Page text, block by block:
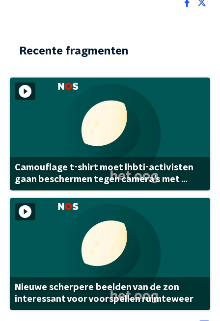
Recente fragmenten
Camouflage t-shirt moet lhbti-activisten
gaan beschermen tegen camera's met ...
Nieuwe scherpere beelden van de zon
interessant voor voorspellen ruimteweer